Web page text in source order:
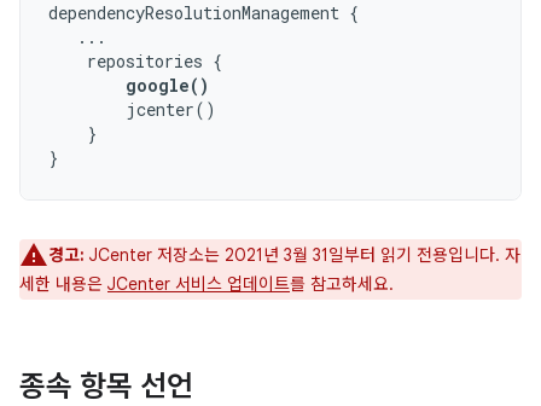
dependencyResolutionManagement {
...
repositories {
google()
jcenter()
}
}
경고: JCenter 저장소는 2021년 3월 31일부터 읽기 전용입니다. 자
세한 내용은 JCenter 서비스 업데이트를 참고하세요.
종속 항목 선언